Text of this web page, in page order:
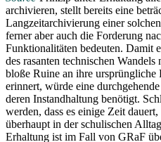
archivieren, stellt bereits eine
Langzeitarchivierung einer
ferner aber auch die Forderung
Funktionalitäten bedeuten. Damit
des rasanten technischen
bloße Ruine an ihre
erinnert, würde eine
deren Instandhaltung benötigt.
werden, dass es einige Zeit
überhaupt in der schulischen
Erhaltung ist im Fall von GRaF